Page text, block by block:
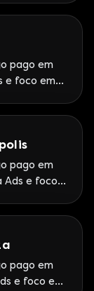
pago em
e foco em
pago em
Ads e foco
pago em
e foco em